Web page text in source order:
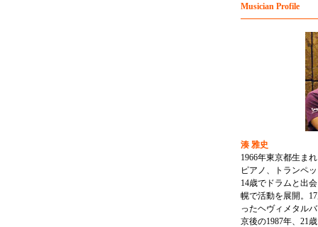
Musician Profile
湊 雅史
1966年東京都生ま
ピアノ、トランペ
14歳でドラムと出
幌で活動を展開。
ったヘヴィメタル
京後の1987年、21